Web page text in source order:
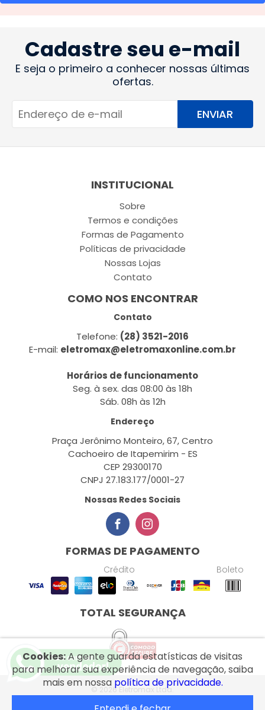
Cadastre seu e-mail
E seja o primeiro a conhecer nossas últimas
ofertas.
ENVIAR
INSTITUCIONAL
Sobre
Termos e condições
Formas de Pagamento
Políticas de privacidade
Nossas Lojas
Contato
COMO NOS ENCONTRAR
Contato
Telefone: (28) 3521-2016
E-mail: eletromax@eletromaxonline.com.br
Horários de funcionamento
Seg. à sex. das 08:00 às 18h
Sáb. 08h às 12h
Endereço
Praça Jerônimo Monteiro, 67, Centro
Cachoeiro de Itapemirim - ES
CEP 29300170
CNPJ 27.183.177/0001-27
Nossas Redes Sociais
FORMAS DE PAGAMENTO
Crédito Boleto
TOTAL SEGURANÇA
Cookies:A gente guarda estatísticas de visitas
para melhorar sua experiência de navegação, saiba
mais em nossa política de privacidade.
© 2026 Eletromax Ltda.